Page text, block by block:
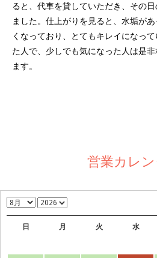
ると、代車を貸していただき、その
ました。仕上がりを見ると、水垢が
くなっており、とてもキレイになっ
た人で、少しでも気になった人は是
ます。
営業カレ
日 月 火 水